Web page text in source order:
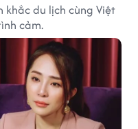
khắc du lịch cùng Việt
cảm.